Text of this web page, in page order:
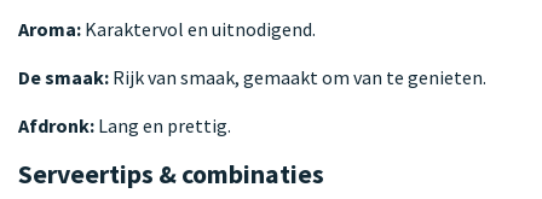
Aroma: Karaktervol en uitnodigend.
De smaak: Rijk van smaak, gemaakt om van te genieten.
Afdronk: Lang en prettig.
Serveertips & combinaties